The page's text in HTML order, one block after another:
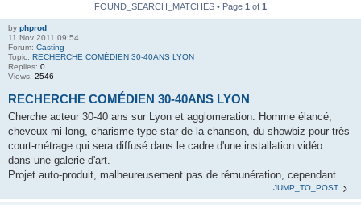
FOUND_SEARCH_MATCHES • Page 1 of 1
by phprod
11 Nov 2011 09:54
Forum: Casting
Topic: RECHERCHE COMÉDIEN 30-40ANS LYON
Replies: 0
Views: 2546
RECHERCHE COMÉDIEN 30-40ANS LYON
Cherche acteur 30-40 ans sur Lyon et agglomeration. Homme élancé,
cheveux mi-long, charisme type star de la chanson, du showbiz pour très
court-métrage qui sera diffusé dans le cadre d'une installation vidéo
dans une galerie d'art.
Projet auto-produit, malheureusement pas de rémunération, cependant ...
JUMP_TO_POST